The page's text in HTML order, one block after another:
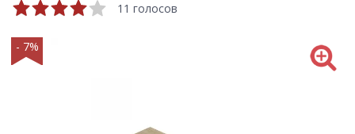
11 голосов
- 7%